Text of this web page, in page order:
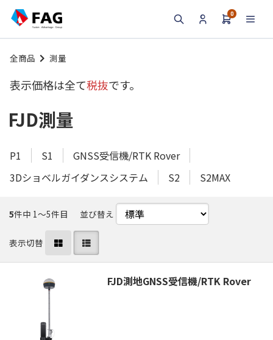
0
全商品 測量
表示価格は全て税抜です。
FJD測量
P1 S1
GNSS受信機/RTK Rover
3Dショベルガイダンスシステム
S2 S2MAX
5件中 1〜5件目 並び替え
表示切替
FJD測地GNSS受信機/RTK Rover